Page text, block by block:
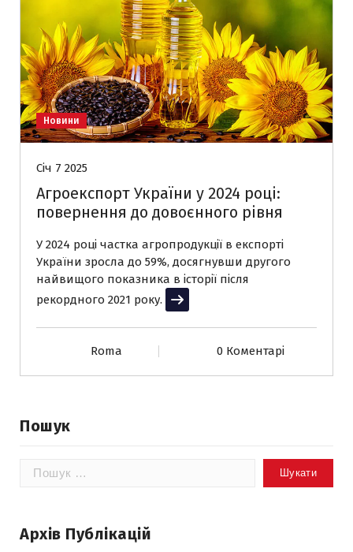
Новини
Січ 7 2025
Агроекспорт України у 2024 році:
повернення до довоєнного рівня
У 2024 році частка агропродукції в експорті
України зросла до 59%, досягнувши другого
найвищого показника в історії після
рекордного 2021 року.
Читати далі
Roma 0 Коментарі
Пошук
Пошук:
Архів Публікацій